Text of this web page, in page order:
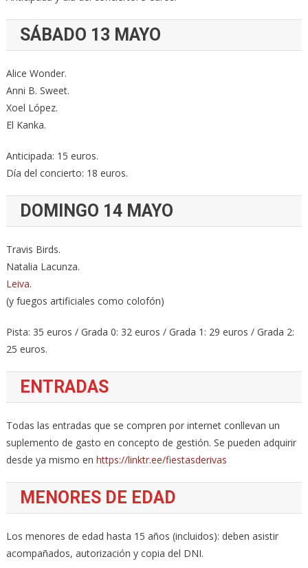
SÁBADO 13 MAYO
Alice Wonder.
Anni B. Sweet.
Xoel López.
El Kanka.
Anticipada: 15 euros.
Día del concierto: 18 euros.
DOMINGO 14 MAYO
Travis Birds.
Natalia Lacunza.
Leiva.
(y fuegos artificiales como colofón)
Pista: 35 euros / Grada 0: 32 euros / Grada 1: 29 euros / Grada 2:
25 euros.
ENTRADAS
Todas las entradas que se compren por internet conllevan un
suplemento de gasto en concepto de gestión. Se pueden adquirir
desde ya mismo en https://linktr.ee/fiestasderivas
MENORES DE EDAD
Los menores de edad hasta 15 años (incluidos): deben asistir
acompañados, autorización y copia del DNI.